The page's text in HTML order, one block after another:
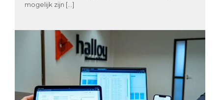
mogelijk zijn […]